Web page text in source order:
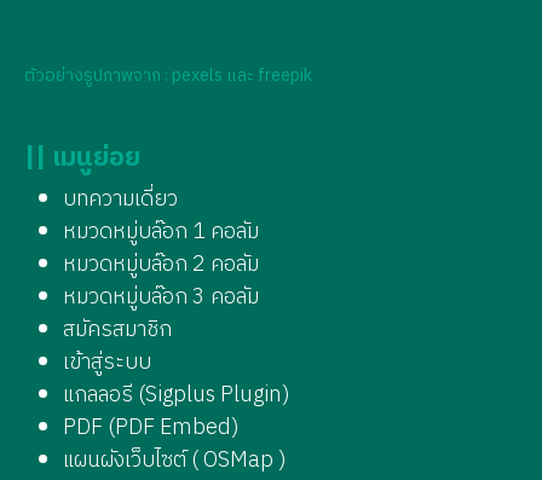
ตัวอย่างรูปภาพจาก : pexels และ freepik
|| เมนูย่อย
บทความเดี่ยว
หมวดหมู่บล๊อก 1 คอลัม
หมวดหมู่บล๊อก 2 คอลัม
หมวดหมู่บล๊อก 3 คอลัม
สมัครสมาชิก
เข้าสู่ระบบ
แกลลอรี (Sigplus Plugin)
PDF (PDF Embed)
แผนผังเว็บไซต์ ( OSMap )